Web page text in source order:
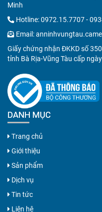
Minh
Hotline:0972.15.7707-
Email:
Giấy chứng nhận ĐKKD số
tỉnh Bà Rịa-Vũng Tàu cấp
DANH MỤC
Trang chủ
Giới thiệu
Sản phẩm
Dịch vụ
Tin tức
Liên hệ